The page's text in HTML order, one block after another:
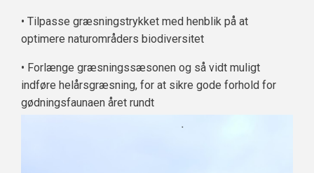
• Tilpasse græsningstrykket med henblik på at
optimere naturområders biodiversitet
• Forlænge græsningssæsonen og så vidt muligt
indføre helårsgræsning, for at sikre gode forhold for
gødningsfaunaen året rundt